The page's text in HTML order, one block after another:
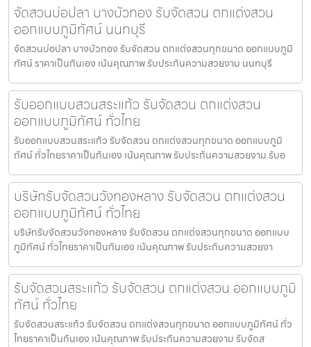
จัดสวนบ่อปลา บางบัวทอง รับจัดสวน ตกแต่งสวน
ออกแบบภูมิทัศน์ นนทบุรี
จัดสวนบ่อปลา บางบัวทอง รับจัดสวน ตกแต่งสวนทุกขนาด ออกแบบภูมิ
ทัศน์ ราคาเป็นกันเอง เน้นคุณภาพ รับประกันความสวยงาม นนทบุรี
รับออกแบบสวนสระแก้ว รับจัดสวน ตกแต่งสวน
ออกแบบภูมิทัศน์ ทั่วไทย
รับออกแบบสวนสระแก้ว รับจัดสวน ตกแต่งสวนทุกขนาด ออกแบบภูมิ
ทัศน์ ทั่วไทยราคาเป็นกันเอง เน้นคุณภาพ รับประกันความสวยงาม รับอ
บริษัทรับจัดสวนวังทองหลาง รับจัดสวน ตกแต่งสวน
ออกแบบภูมิทัศน์ ทั่วไทย
บริษัทรับจัดสวนวังทองหลาง รับจัดสวน ตกแต่งสวนทุกขนาด ออกแบบ
ภูมิทัศน์ ทั่วไทยราคาเป็นกันเอง เน้นคุณภาพ รับประกันความสวยงา
รับจัดสวนสระแก้ว รับจัดสวน ตกแต่งสวน ออกแบบภูมิ
ทัศน์ ทั่วไทย
รับจัดสวนสระแก้ว รับจัดสวน ตกแต่งสวนทุกขนาด ออกแบบภูมิทัศน์ ทั่ว
ไทยราคาเป็นกันเอง เน้นคุณภาพ รับประกันความสวยงาม รับจัดส